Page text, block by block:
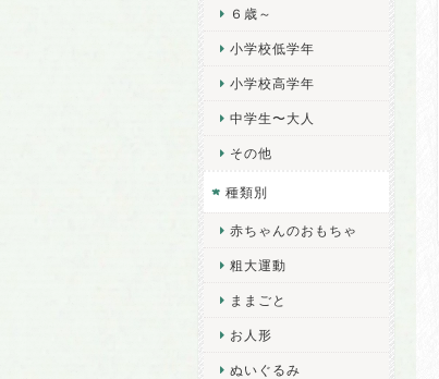
６歳～
小学校低学年
小学校高学年
中学生〜大人
その他
種類別
赤ちゃんのおもちゃ
粗大運動
ままごと
お人形
ぬいぐるみ